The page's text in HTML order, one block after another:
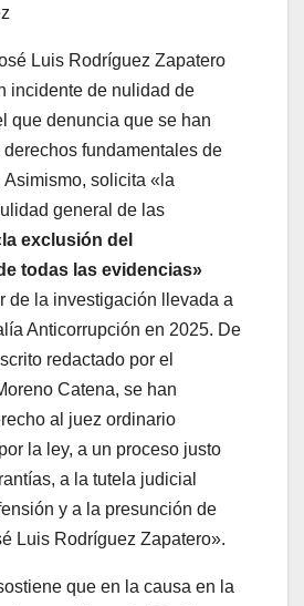
Luis Rodríguez Zapatero
incidente de nulidad de
que denuncia que se han
fundamentales de
solicita «la
general de las
exclusión del
todas las evidencias»
de la investigación llevada a
Anticorrupción en 2025. De
redactado por el
Catena, se han
al juez ordinario
la ley, a un proceso justo
a la tutela judicial
y a la presunción de
Luis Rodríguez Zapatero».
que en la causa en la